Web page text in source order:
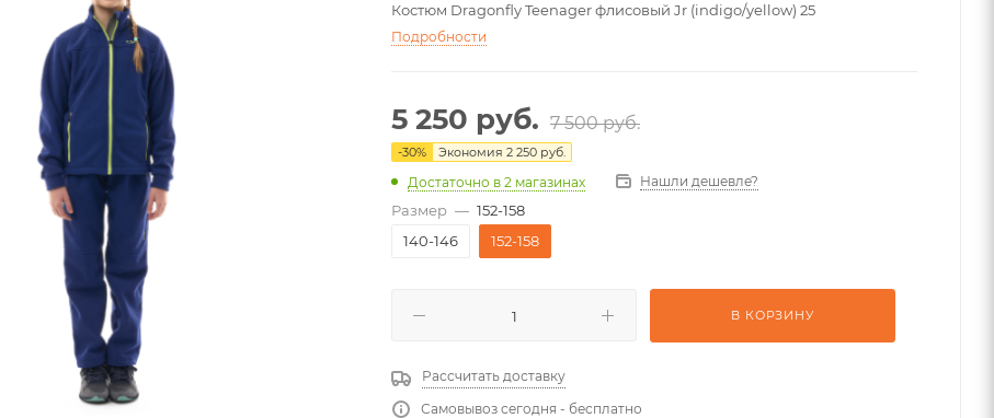
Костюм Dragonfly Teenager флисовый Jr (indigo/yellow) 25
Подробности
5 250 руб. 7 500руб.
-30% Экономия 2 250 руб.
Достаточно в 2 магазинах Нашли дешевле?
Размер — 152-158
140-146
152-158
В КОРЗИНУ
Рассчитать доставку
Самовывоз сегодня - бесплатно